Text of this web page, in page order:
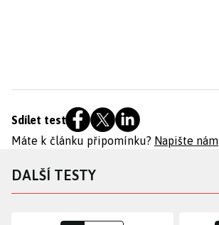
Sdílet test
Máte k článku připomínku? Napište nám
DALŠÍ TESTY